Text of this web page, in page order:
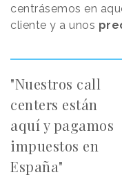
centrásemos en
cliente y a unos
"Nuestros call
centers están
aquí y pagamos
impuestos en
España"